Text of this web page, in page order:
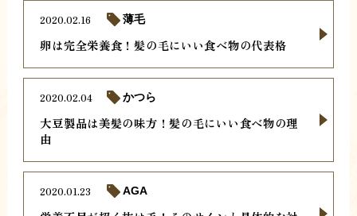
卵は完全栄養食！髪の毛にいい食べ物の代表格
2020.02.16 薄毛
大豆製品は美髪の味方！髪の毛にいい食べ物の理
由
2020.02.04 かつら
2020.01.23 AGA